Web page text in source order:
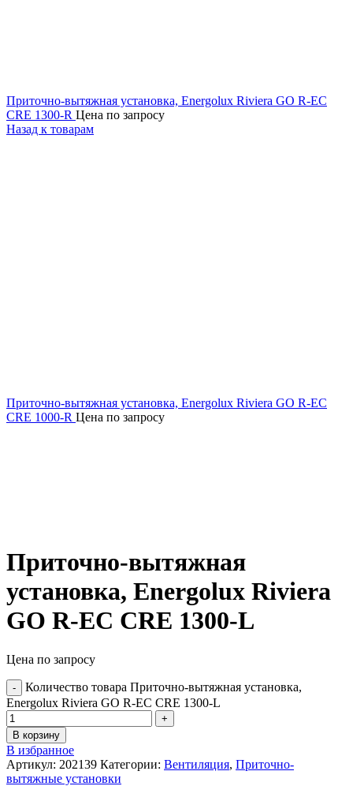
Приточно-вытяжная установка, Energolux Riviera GO R-EC
СRE 1300-R Цена по запросу
Назад к товарам
Приточно-вытяжная установка, Energolux Riviera GO R-EC
СRE 1000-R Цена по запросу
Приточно-вытяжная
установка, Energolux Riviera
GO R-EC СRE 1300-L
Цена по запросу
Количество товара Приточно-вытяжная установка,
Energolux Riviera GO R-EC СRE 1300-L
В корзину
В избранное
Артикул: 202139 Категории: Вентиляция, Приточно-
вытяжные установки